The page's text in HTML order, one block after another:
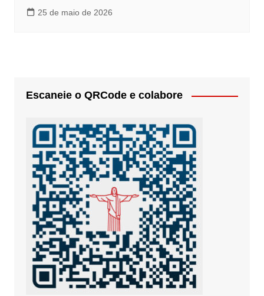
25 de maio de 2026
Escaneie o QRCode e colabore